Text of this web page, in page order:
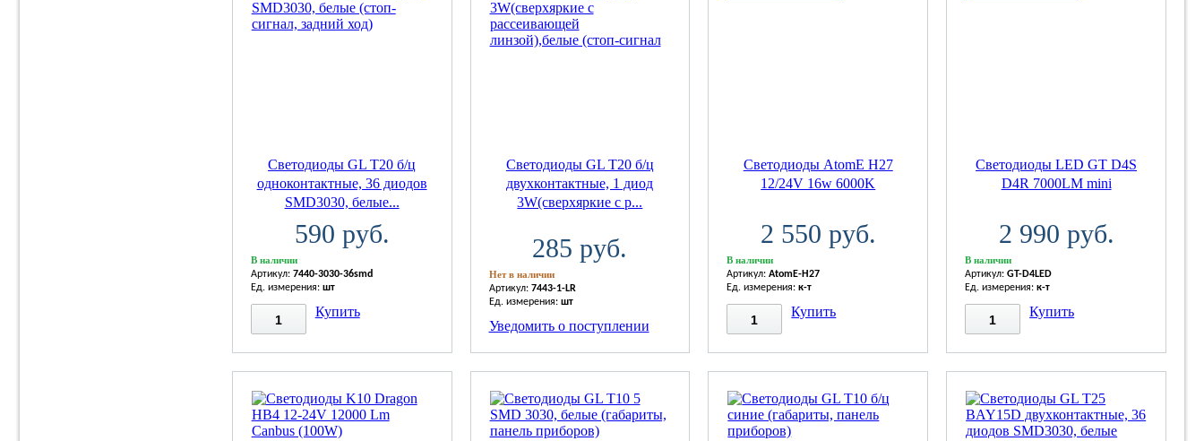
Светодиоды GL T20 б/ц
одноконтактные, 36 диодов
SMD3030, белые...
590 руб.
В наличии
Артикул: 7440-3030-36smd
Ед. измерения: шт
Купить
Светодиоды GL T20 б/ц
двухконтактные, 1 диод
3W(сверхяркие с р...
285 руб.
Нет в наличии
Артикул: 7443-1-LR
Ед. измерения: шт
Уведомить о поступлении
Светодиоды AtomE H27
12/24V 16w 6000K
2 550 руб.
В наличии
Артикул:AtomE-H27
Ед. измерения:к-т
Купить
Светодиоды LED GT D4S
D4R 7000LM mini
2 990 руб.
В наличии
Артикул:GT-D4LED
Ед. измерения:к-т
Купить